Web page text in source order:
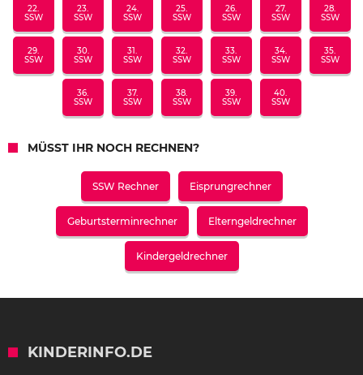
22.
SSW
23.
SSW
24.
SSW
25.
SSW
26.
SSW
27.
SSW
28.
SSW
29.
SSW
30.
SSW
31.
SSW
32.
SSW
33.
SSW
34.
SSW
35.
SSW
36.
SSW
37.
SSW
38.
SSW
39.
SSW
40.
SSW
MÜSST IHR NOCH RECHNEN?
SSW Rechner Eisprungrechner
Geburtsterminrechner Elterngeldrechner
Kindergeldrechner
KINDERINFO.DE